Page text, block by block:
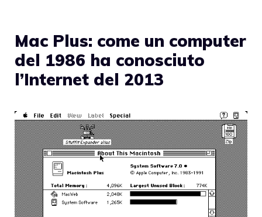
Mac Plus: come un computer
del 1986 ha conosciuto
l’Internet del 2013